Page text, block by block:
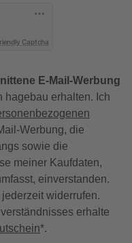
Captcha
E-Mail-Werbung
hagebau erhalten. Ich
Werbung, die
sowie die
meiner Kaufdaten,
einverstanden.
widerrufen.
erhalte
*.